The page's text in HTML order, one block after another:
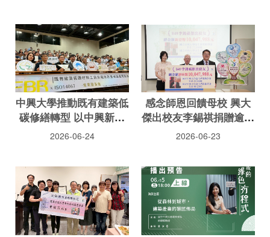
中興大學推動既有建築低
碳修繕轉型 以中興新村
實證案例精進老宅延壽與
2026-06-24
感念師恩回饋母校 興大
傑出校友李錫祺捐贈逾千
萬元獎助學金
2026-06-23